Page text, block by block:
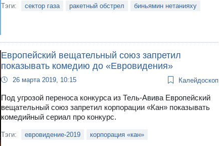
Тэги: сектор газа ракетный обстрел биньямин нетанияху
Европейский вещательный союз запретил
показывать комедию до «Евровидения»
26 марта 2019, 10:15 Калейдоскоп
Под угрозой переноса конкурса из Тель-Авива Европейский
вещательный союз запретил корпорации «Кан» показывать
комедийный сериал про конкурс.
Тэги: евровидение-2019 корпорация «кан»